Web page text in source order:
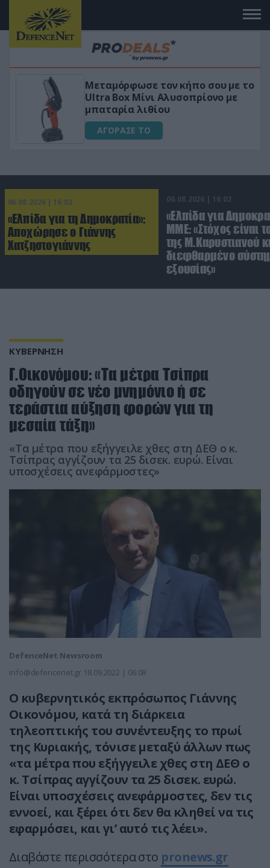
Μεταμόρφωσε τον κήπο σου με το
Ultra Box Μίνι Αλυσοπρίονο με
μπαταρία λιθίου
ΑΓΟΡΑΣΕ ΤΟ
06.08.2026 | 16:02
«Ελπίδα για τη Δημοκρατία»:
Αποχώρησε ο Γιάννης
Χατζηστογιάννης
06.08.2026 | 16:02
«Ελπίδα για
ΜΜΕ: «Στόχος είναι
της Μ.Καρυστιανού
διεφθαρμένο
εξουσίας»
ΚΥΒΕΡΝΗΣΗ
Γ.Οικονόμου: «Τα μέτρα Τσίπρα
οδηγούν σε νέο μνημόνιο ή σε
τεράστια αύξηση φορών για τη
μεσαία τάξη»
«Τα μέτρα που εξήγγειλε χθες στη ΔΕΘ ο κ.
Τσίπρας αγγίζουν τα 25 δισεκ. ευρώ. Είναι
υποσχέσεις ανεφάρμοστες»
DefenceNet Newsroom
info@defencenet.gr 18.09.2022 | 06:08
Ο κυβερνητικός εκπρόσωπος Γιάννης
Οικονόμου, κατά τη διάρκεια
τηλεοπτικής του συνέντευξης το πρωί
της Κυριακής, τόνισε μεταξύ άλλων πως
«τα μέτρα που εξήγγειλε χθες στη ΔΕΘ ο
κ. Τσίπρας αγγίζουν τα 25 δισεκ. ευρώ.
Είναι υποσχέσεις ανεφάρμοστες, δεν τις
εννοεί, και ξέρει ότι δεν θα κληθεί να τις
εφαρμόσει, και γι’ αυτό τις λέει».
Διαβάστε περισσότερα στο pronews.gr